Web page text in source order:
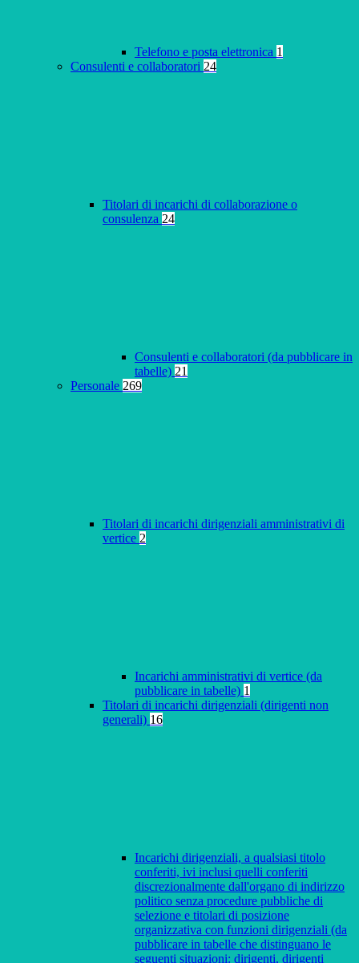
Telefono e posta elettronica 1
Consulenti e collaboratori 24
Titolari di incarichi di collaborazione o
consulenza 24
Consulenti e collaboratori (da pubblicare in
tabelle) 21
Personale 269
Titolari di incarichi dirigenziali amministrativi di
vertice 2
Incarichi amministrativi di vertice (da
pubblicare in tabelle) 1
Titolari di incarichi dirigenziali (dirigenti non
generali) 16
Incarichi dirigenziali, a qualsiasi titolo
conferiti, ivi inclusi quelli conferiti
discrezionalmente dall'organo di indirizzo
politico senza procedure pubbliche di
selezione e titolari di posizione
organizzativa con funzioni dirigenziali (da
pubblicare in tabelle che distinguano le
seguenti situazioni: dirigenti, dirigenti